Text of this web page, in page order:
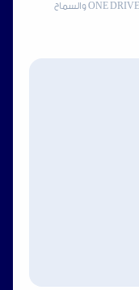
*** يرجى رفع المرفقات على GOOGLE DRIVE أو ONE DRIVE والسماح